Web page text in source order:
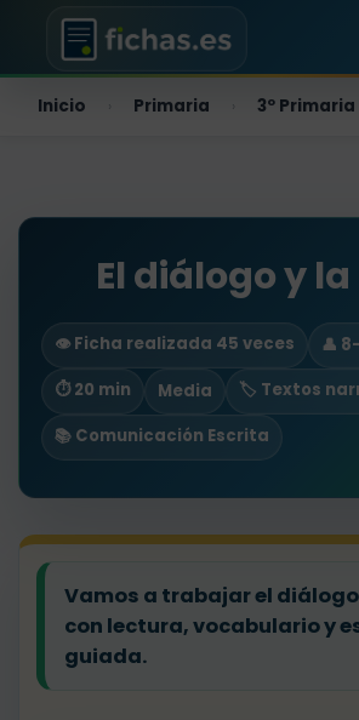
Inicio Primaria 3º Primaria
El diálogo y
👁️ Ficha realizada 45 veces
👤
⏱ 20 min
Media
🏷️ Textos
📚 Comunicación Escrita
Vamos a trabajar el
con lectura, vocabulario y
guiada.